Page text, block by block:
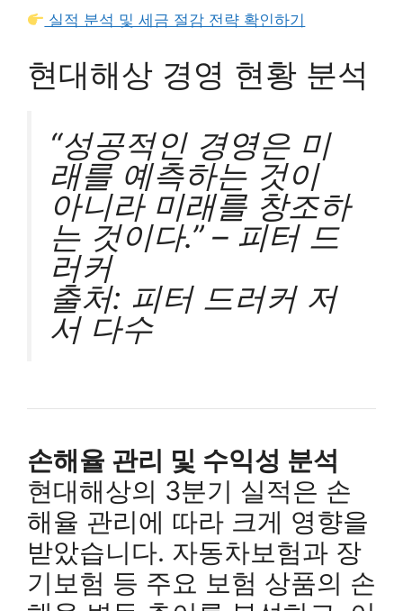
실적 분석 및 세금 절감 전략 확인하기
현대해상 경영 현황 분석
“성공적인 경영은 미
래를 예측하는 것이
아니라 미래를 창조하
는 것이다.” – 피터 드
러커
출처: 피터 드러커 저
서 다수
손해율 관리 및 수익성 분석
현대해상의 3분기 실적은 손
해율 관리에 따라 크게 영향을
받았습니다. 자동차보험과 장
기보험 등 주요 보험 상품의 손